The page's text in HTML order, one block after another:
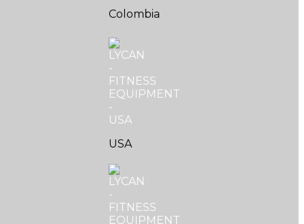
Colombia
USA